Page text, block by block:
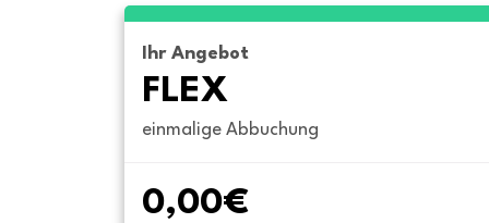
Ihr Angebot
FLEX
einmalige Abbuchung
0,00€